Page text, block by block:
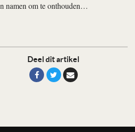
Deel dit artikel
namen om te onthouden…